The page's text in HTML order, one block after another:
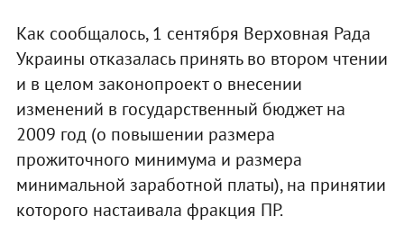
Как сообщалось, 1 сентября Верховная Рада
Украины отказалась принять во втором чтении
и в целом законопроект о внесении
изменений в государственный бюджет на
2009 год (о повышении размера
прожиточного минимума и размера
минимальной заработной платы), на принятии
которого настаивала фракция ПР.